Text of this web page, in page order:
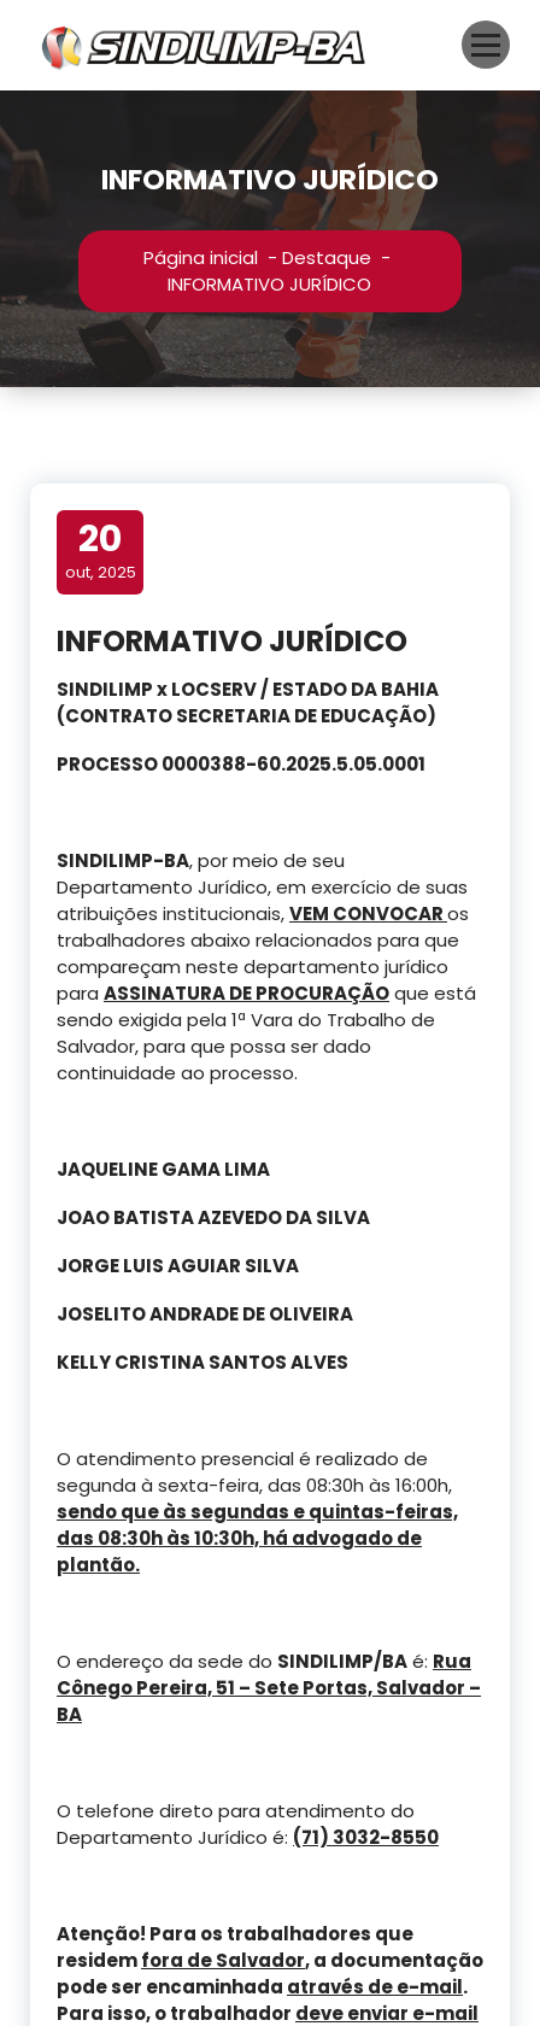
conteúdo
INFORMATIVO JURÍDICO
Página inicial -Destaque -
INFORMATIVO JURÍDICO
20
out, 2025
INFORMATIVO JURÍDICO
SINDILIMP x LOCSERV / ESTADO DA BAHIA
(CONTRATO SECRETARIA DE EDUCAÇÃO)
PROCESSO 0000388-60.2025.5.05.0001
SINDILIMP-BA, por meio de seu
Departamento Jurídico, em exercício de suas
atribuições institucionais,VEM CONVOCARos
trabalhadores abaixo relacionados para que
compareçam neste departamento jurídico
para ASSINATURA DE PROCURAÇÃOque está
sendo exigida pela 1ª Vara do Trabalho de
Salvador, para que possa ser dado
continuidade ao processo.
JAQUELINE GAMA LIMA
JOAO BATISTA AZEVEDO DA SILVA
JORGE LUIS AGUIAR SILVA
JOSELITO ANDRADE DE OLIVEIRA
KELLY CRISTINA SANTOS ALVES
O atendimento presencial é realizado de
segunda à sexta-feira, das 08:30h às 16:00h,
sendo que às segundas e quintas-feiras,
das 08:30h às 10:30h, há advogado de
plantão.
O endereço da sede do SINDILIMP/BAé: Rua
Cônego Pereira, 51 – Sete Portas, Salvador –
BA
O telefone direto para atendimento do
Departamento Jurídico é: (71) 3032-8550
Atenção! Para os trabalhadores que
residemfora de Salvador, a documentação
pode ser encaminhada através de e-mail.
Para isso, o trabalhador deve enviar e-mail